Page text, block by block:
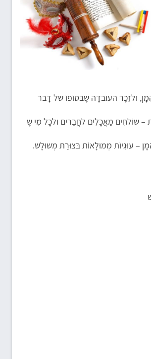
ולזֵכֶר העוּבדָה שֶבּסוֹפוֹ של דָבר
שוֹלחִים מַאֲכָלִים לחֲבֵרים ולכָל מִי שֶ
– עוּגִיוֹת מְמוּלָאוֹת בּצוּרַת מְשוּלָש.